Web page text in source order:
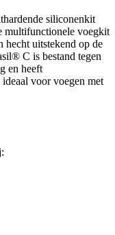
siliconenkit
multifunctionele voegkit
hecht uitstekend op de
C is bestand tegen
en heeft
voor voegen met